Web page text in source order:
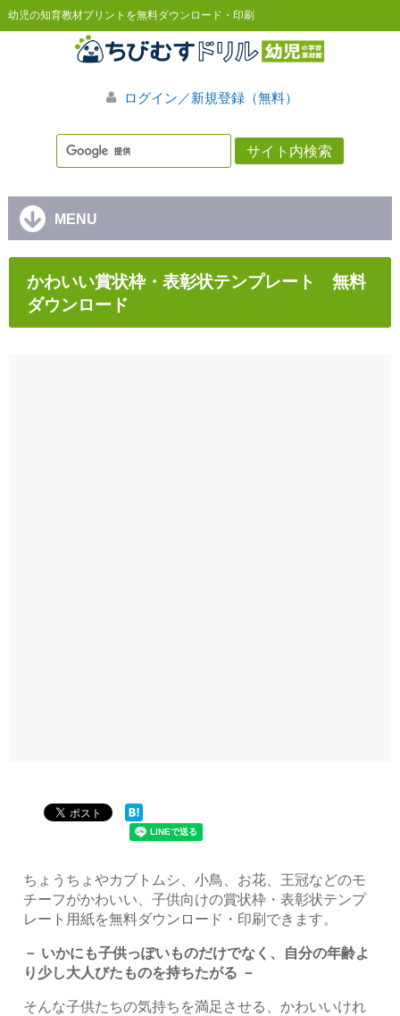
幼児の知育教材プリントを無料ダウンロード・印刷
ログイン／新規登録（無料）
MENU
かわいい賞状枠・表彰状テンプレート 無料
ダウンロード
ちょうちょやカブトムシ、小鳥、お花、王冠などのモ
チーフがかわいい、子供向けの賞状枠・表彰状テンプ
レート用紙を無料ダウンロード・印刷できます。
－ いかにも子供っぽいものだけでなく、自分の年齢よ
り少し大人びたものを持ちたがる －
そんな子供たちの気持ちを満足させる、かわいいけれ